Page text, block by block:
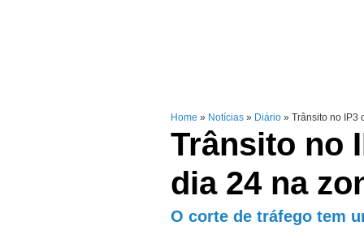
Home » Notícias » Diário » Trânsito no IP3
Trânsito no
dia 24 na
O corte de tráfego tem